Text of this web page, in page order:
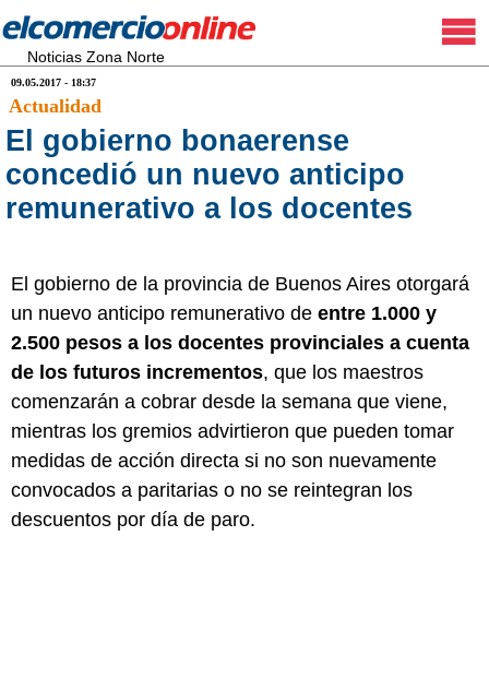
Noticias Zona Norte
09.05.2017 - 18:37
Actualidad
El gobierno bonaerense
concedió un nuevo anticipo
remunerativo a los docentes
El gobierno de la provincia de Buenos Aires otorgará
un nuevo anticipo remunerativo de entre 1.000 y
2.500 pesos a los docentes provinciales a cuenta
de los futuros incrementos, que los maestros
comenzarán a cobrar desde la semana que viene,
mientras los gremios advirtieron que pueden tomar
medidas de acción directa si no son nuevamente
convocados a paritarias o no se reintegran los
descuentos por día de paro.